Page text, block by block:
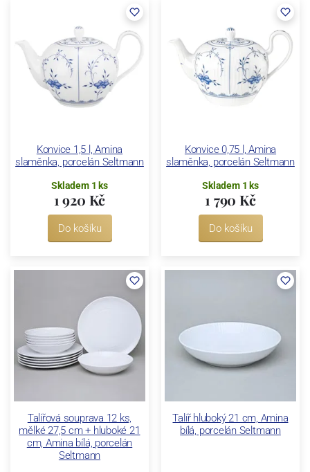
Konvice 1,5 l, Amina
slaměnka, porcelán Seltmann
Skladem 1 ks
1 920 Kč
Do košíku
Konvice 0,75 l, Amina
slaměnka, porcelán Seltmann
Skladem 1 ks
1 790 Kč
Do košíku
Talířová souprava 12 ks,
mělké 27,5 cm + hluboké 21
cm, Amina bílá, porcelán
Seltmann
Talíř hluboký 21 cm, Amina
bílá, porcelán Seltmann